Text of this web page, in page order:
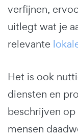
verfijnen,
uitlegt wat je
relevante
Het is ook
diensten en
beschrijven op
mensen